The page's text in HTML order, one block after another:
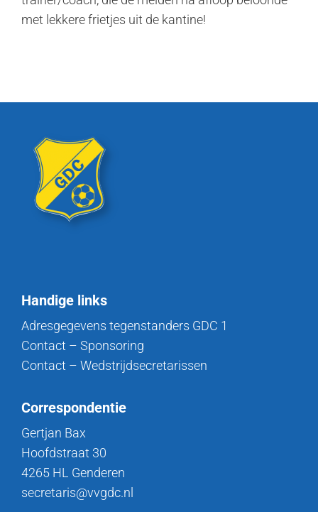
met lekkere frietjes uit de kantine!
Handige links
Adresgegevens tegenstanders GDC 1
Contact – Sponsoring
Contact – Wedstrijdsecretarissen
Correspondentie
Gertjan Bax
Hoofdstraat 30
4265 HL Genderen
secretaris@vvgdc.nl